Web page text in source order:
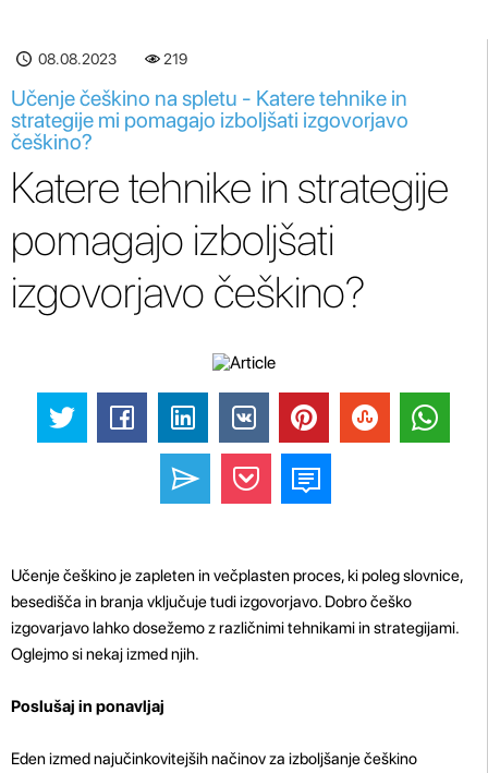
08.08.2023 219
Učenje češkino na spletu - Katere tehnike in
strategije mi pomagajo izboljšati izgovorjavo
češkino?
Katere tehnike in strategije
pomagajo izboljšati
izgovorjavo češkino?
Učenje češkino je zapleten in večplasten proces, ki poleg slovnice,
besedišča in branja vključuje tudi izgovorjavo. Dobro češko
izgovarjavo lahko dosežemo z različnimi tehnikami in strategijami.
Oglejmo si nekaj izmed njih.
Poslušaj in ponavljaj
Eden izmed najučinkovitejših načinov za izboljšanje češkino